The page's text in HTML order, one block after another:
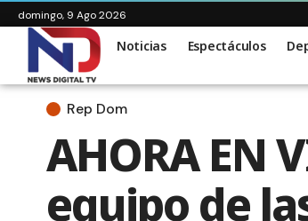
domingo, 9 Ago 2026
Noticias Espectáculos
Rep Dom
AHORA EN
equipo de